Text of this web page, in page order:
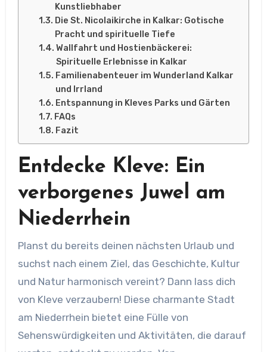
Kunstliebhaber
Die St. Nicolaikirche in Kalkar: Gotische
Pracht und spirituelle Tiefe
Wallfahrt und Hostienbäckerei:
Spirituelle Erlebnisse in Kalkar
Familienabenteuer im Wunderland Kalkar
und Irrland
Entspannung in Kleves Parks und Gärten
FAQs
Fazit
Entdecke Kleve: Ein
verborgenes Juwel am
Niederrhein
Planst du bereits deinen nächsten Urlaub und
suchst nach einem Ziel, das Geschichte, Kultur
und Natur harmonisch vereint? Dann lass dich
von Kleve verzaubern! Diese charmante Stadt
am Niederrhein bietet eine Fülle von
Sehenswürdigkeiten und Aktivitäten, die darauf